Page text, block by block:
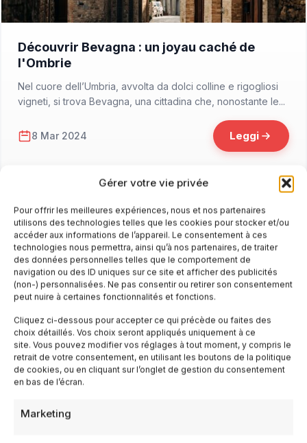
Gérer votre vie privée
Pour offrir les meilleures expériences, nous et nos partenaires
utilisons des technologies telles que les cookies pour stocker et/ou
accéder aux informations de l’appareil. Le consentement à ces
technologies nous permettra, ainsi qu’à nos partenaires, de traiter
des données personnelles telles que le comportement de
navigation ou des ID uniques sur ce site et afficher des publicités
(non-) personnalisées. Ne pas consentir ou retirer son consentement
peut nuire à certaines fonctionnalités et fonctions.
Cliquez ci-dessous pour accepter ce qui précède ou faites des
choix détaillés. Vos choix seront appliqués uniquement à ce
site. Vous pouvez modifier vos réglages à tout moment, y compris le
retrait de votre consentement, en utilisant les boutons de la politique
de cookies, ou en cliquant sur l’onglet de gestion du consentement
en bas de l’écran.
Marketing
Découvrir Bevagna : un joyau caché de
l'Ombrie
Nel cuore dell’Umbria, avvolta da dolci colline e rigogliosi
vigneti, si trova Bevagna, una cittadina che, nonostante le...
8 Mar 2024 Leggi
✉
Resta aggiornato sull'Italia
Iscriviti alla newsletter per ricevere guide di viaggio,
offerte esclusive e ispirazioni settimanali